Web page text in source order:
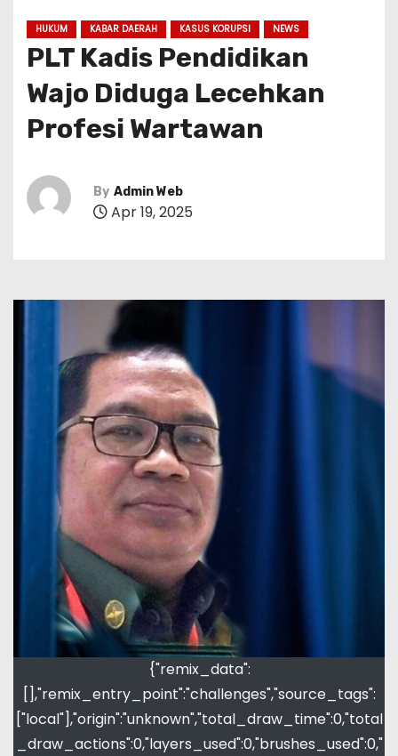
HUKUM KABAR DAERAH KASUS KORUPSI NEWS
PLT Kadis Pendidikan
Wajo Diduga Lecehkan
Profesi Wartawan
By Admin Web
Apr 19, 2025
{"remix_data":
[],"remix_entry_point":"challenges","source_tags":
["local"],"origin":"unknown","total_draw_time":0,"total
_draw_actions":0,"layers_used":0,"brushes_used":0,"